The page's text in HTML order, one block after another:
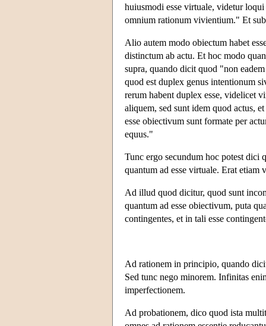
huiusmodi esse virtuale, videtur
omnium rationum vivientium." Et
Alio autem modo obiectum habet
distinctum ab actu. Et hoc modo
supra, quando dicit quod "non
quod est duplex genus intentionum
rerum habent duplex esse, videlicet
aliquem, sed sunt idem quod actus,
esse obiectivum sunt formate per
equus."
Tunc ergo secundum hoc potest dici
quantum ad esse virtuale. Erat
Ad illud quod dicitur, quod sunt
quantum ad esse obiectivum, puta
contingentes, et in tali esse
Ad rationem in principio, quando
Sed tunc nego minorem. Infinitas
imperfectionem.
Ad probationem, dico quod ista